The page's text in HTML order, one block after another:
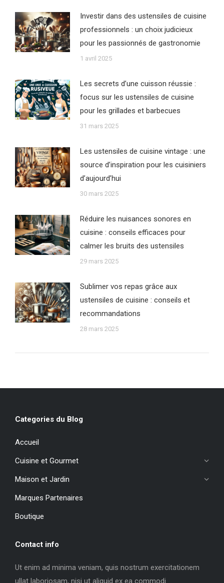
Investir dans des ustensiles de cuisine
professionnels : un choix judicieux
pour les passionnés de gastronomie
1 avril 2025
Les secrets d’une cuisson réussie :
focus sur les ustensiles de cuisine
pour les grillades et barbecues
31 mars 2025
Les ustensiles de cuisine vintage : une
source d’inspiration pour les cuisiniers
d’aujourd’hui
30 mars 2025
Réduire les nuisances sonores en
cuisine : conseils efficaces pour
calmer les bruits des ustensiles
29 mars 2025
Sublimer vos repas grâce aux
ustensiles de cuisine : conseils et
recommandations
28 mars 2025
Categories du Blog
Accueil
Cuisine et Gourmet
Maison et Jardin
Marques Partenaires
Boutique
Contact info
Ut enim ad minima veniam, quis nostrum exercitationem
ullat laboriosam, nisi ut aliquid ex ea commodi